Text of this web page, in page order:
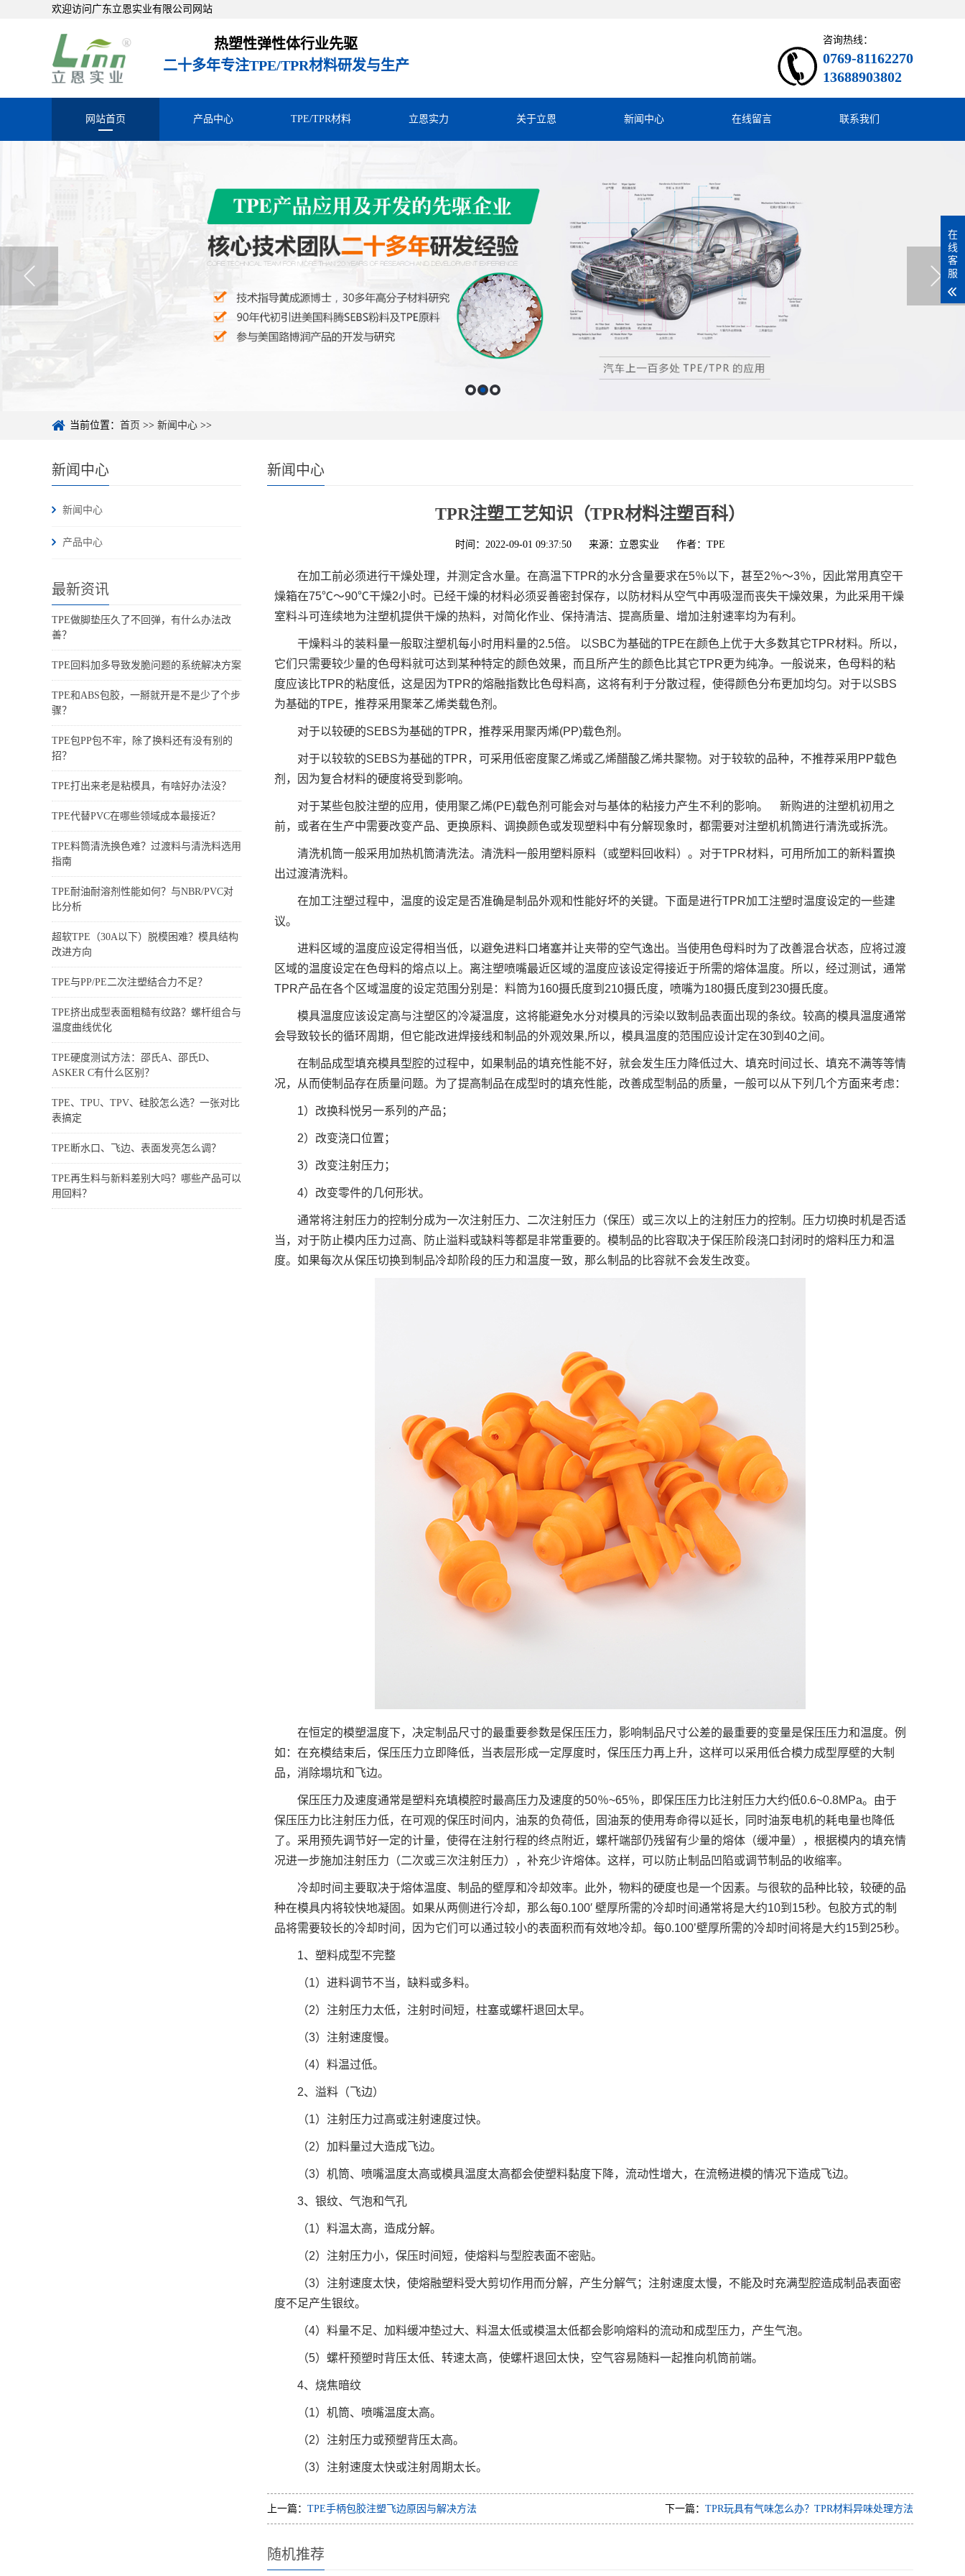
欢迎访问广东立恩实业有限公司网站
热塑性弹性体行业先驱
二十多年专注TPE/TPR材料研发与生产
咨询热线：
0769-81162270
13688903802
网站首页 产品中心 TPE/TPR材料 立恩实力 关于立恩 新闻中心 在线留言 联系我们
当前位置： 首页 >> 新闻中心 >>
新闻中心
新闻中心
产品中心
最新资讯
TPE做脚垫压久了不回弹，有什么办法改
善？
TPE回料加多导致发脆问题的系统解决方案
TPE和ABS包胶，一掰就开是不是少了个步
骤？
TPE包PP包不牢，除了换料还有没有别的
招？
TPE打出来老是粘模具，有啥好办法没？
TPE代替PVC在哪些领域成本最接近？
TPE料筒清洗换色难？过渡料与清洗料选用
指南
TPE耐油耐溶剂性能如何？与NBR/PVC对
比分析
超软TPE（30A以下）脱模困难？模具结构
改进方向
TPE与PP/PE二次注塑结合力不足？
TPE挤出成型表面粗糙有纹路？螺杆组合与
温度曲线优化
TPE硬度测试方法：邵氏A、邵氏D、
ASKER C有什么区别？
TPE、TPU、TPV、硅胶怎么选？一张对比
表搞定
TPE断水口、飞边、表面发亮怎么调？
TPE再生料与新料差别大吗？哪些产品可以
用回料？
新闻中心
TPR注塑工艺知识（TPR材料注塑百科）
时间：2022-09-01 09:37:50 来源：立恩实业 作者：TPE
在加工前必须进行干燥处理，并测定含水量。在高温下TPR的水分含量要求在5％以下，甚至2％～3％，因此常用真空干
燥箱在75℃～90℃干燥2小时。已经干燥的材料必须妥善密封保存，以防材料从空气中再吸湿而丧失干燥效果，为此采用干燥
室料斗可连续地为注塑机提供干燥的热料，对简化作业、保持清洁、提高质量、增加注射速率均为有利。
干燥料斗的装料量一般取注塑机每小时用料量的2.5倍。 以SBC为基础的TPE在颜色上优于大多数其它TPR材料。所以，
它们只需要较少量的色母料就可达到某种特定的颜色效果，而且所产生的颜色比其它TPR更为纯净。一般说来，色母料的粘
度应该比TPR的粘度低，这是因为TPR的熔融指数比色母料高，这将有利于分散过程，使得颜色分布更加均匀。对于以SBS
为基础的TPE，推荐采用聚苯乙烯类载色剂。
对于以较硬的SEBS为基础的TPR，推荐采用聚丙烯(PP)载色剂。
对于以较软的SEBS为基础的TPR，可采用低密度聚乙烯或乙烯醋酸乙烯共聚物。对于较软的品种，不推荐采用PP载色
剂，因为复合材料的硬度将受到影响。
对于某些包胶注塑的应用，使用聚乙烯(PE)载色剂可能会对与基体的粘接力产生不利的影响。 新购进的注塑机初用之
前，或者在生产中需要改变产品、更换原料、调换颜色或发现塑料中有分解现象时，都需要对注塑机机筒进行清洗或拆洗。
清洗机筒一般采用加热机筒清洗法。清洗料一般用塑料原料（或塑料回收料）。对于TPR材料，可用所加工的新料置换
出过渡清洗料。
在加工注塑过程中，温度的设定是否准确是制品外观和性能好坏的关键。下面是进行TPR加工注塑时温度设定的一些建
议。
进料区域的温度应设定得相当低，以避免进料口堵塞并让夹带的空气逸出。当使用色母料时为了改善混合状态，应将过渡
区域的温度设定在色母料的熔点以上。离注塑喷嘴最近区域的温度应该设定得接近于所需的熔体温度。所以，经过测试，通常
TPR产品在各个区域温度的设定范围分别是：料筒为160摄氏度到210摄氏度，喷嘴为180摄氏度到230摄氏度。
模具温度应该设定高与注塑区的冷凝温度，这将能避免水分对模具的污染以致制品表面出现的条纹。较高的模具温度通常
会导致较长的循环周期，但它能改进焊接线和制品的外观效果,所以，模具温度的范围应设计定在30到40之间。
在制品成型填充模具型腔的过程中，如果制品的填充性能不好，就会发生压力降低过大、填充时间过长、填充不满等等情
况，从而使制品存在质量问题。为了提高制品在成型时的填充性能，改善成型制品的质量，一般可以从下列几个方面来考虑：
1）改换科悦另一系列的产品；
2）改变浇口位置；
3）改变注射压力；
4）改变零件的几何形状。
通常将注射压力的控制分成为一次注射压力、二次注射压力（保压）或三次以上的注射压力的控制。压力切换时机是否适
当，对于防止模内压力过高、防止溢料或缺料等都是非常重要的。模制品的比容取决于保压阶段浇口封闭时的熔料压力和温
度。如果每次从保压切换到制品冷却阶段的压力和温度一致，那么制品的比容就不会发生改变。
在恒定的模塑温度下，决定制品尺寸的最重要参数是保压压力，影响制品尺寸公差的最重要的变量是保压压力和温度。例
如：在充模结束后，保压压力立即降低，当表层形成一定厚度时，保压压力再上升，这样可以采用低合模力成型厚壁的大制
品，消除塌坑和飞边。
保压压力及速度通常是塑料充填模腔时最高压力及速度的50％~65％，即保压压力比注射压力大约低0.6~0.8MPa。由于
保压压力比注射压力低，在可观的保压时间内，油泵的负荷低，固油泵的使用寿命得以延长，同时油泵电机的耗电量也降低
了。采用预先调节好一定的计量，使得在注射行程的终点附近，螺杆端部仍残留有少量的熔体（缓冲量），根据模内的填充情
况进一步施加注射压力（二次或三次注射压力），补充少许熔体。这样，可以防止制品凹陷或调节制品的收缩率。
冷却时间主要取决于熔体温度、制品的壁厚和冷却效率。此外，物料的硬度也是一个因素。与很软的品种比较，较硬的品
种在模具内将较快地凝固。如果从两侧进行冷却，那么每0.100′ 壁厚所需的冷却时间通常将是大约10到15秒。包胶方式的制
品将需要较长的冷却时间，因为它们可以通过较小的表面积而有效地冷却。每0.100’壁厚所需的冷却时间将是大约15到25秒。
1、塑料成型不完整
（1）进料调节不当，缺料或多料。
（2）注射压力太低，注射时间短，柱塞或螺杆退回太早。
（3）注射速度慢。
（4）料温过低。
2、溢料（飞边）
（1）注射压力过高或注射速度过快。
（2）加料量过大造成飞边。
（3）机筒、喷嘴温度太高或模具温度太高都会使塑料黏度下降，流动性增大，在流畅进模的情况下造成飞边。
3、银纹、气泡和气孔
（1）料温太高，造成分解。
（2）注射压力小，保压时间短，使熔料与型腔表面不密贴。
（3）注射速度太快，使熔融塑料受大剪切作用而分解，产生分解气；注射速度太慢，不能及时充满型腔造成制品表面密
度不足产生银纹。
（4）料量不足、加料缓冲垫过大、料温太低或模温太低都会影响熔料的流动和成型压力，产生气泡。
（5）螺杆预塑时背压太低、转速太高，使螺杆退回太快，空气容易随料一起推向机筒前端。
4、烧焦暗纹
（1）机筒、喷嘴温度太高。
（2）注射压力或预塑背压太高。
（3）注射速度太快或注射周期太长。
上一篇： TPE手柄包胶注塑飞边原因与解决方法 下一篇： TPR玩具有气味怎么办？TPR材料异味处理方法
随机推荐
在
线
客
服